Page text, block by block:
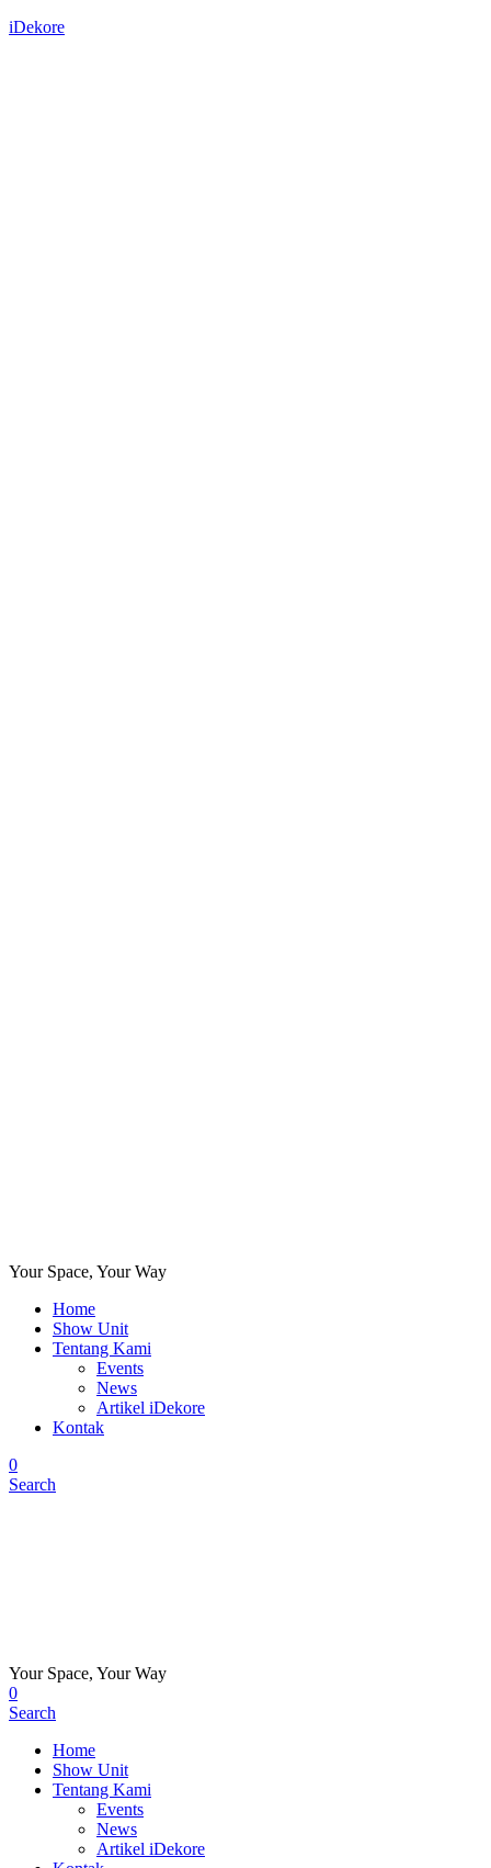
iDekore
Your Space, Your Way
Home
Show Unit
Tentang Kami
Events
News
Artikel iDekore
Kontak
0
Search
Your Space, Your Way
0
Search
Home
Show Unit
Tentang Kami
Events
News
Artikel iDekore